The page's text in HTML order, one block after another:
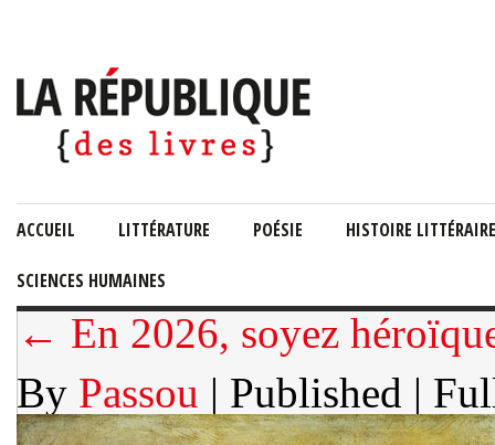
ACCUEIL LITTÉRATURE POÉSIE HISTOIRE LITTÉRAIRE
SCIENCES HUMAINES
← En 2026, soyez
By Passou | Published |